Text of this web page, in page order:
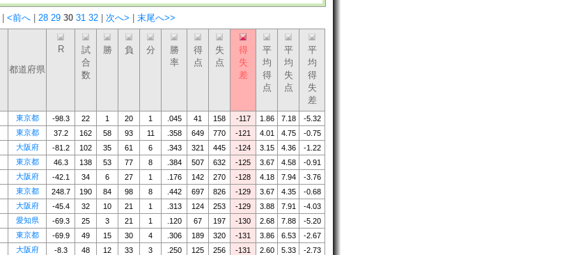
<前へ 28 29 30 31 32 次へ> 末尾へ>>
都道府県
R
試
合
数
勝 負 分
勝
率
得
点
失
点
得
失
差
平
均
得
点
平
均
失
点
平
均
得
失
差
東京都 -98.3 22 1 20 1 .045 41 158 -117 1.86 7.18
-5.32
東京都 37.2 162 58 93 11 .358 649 770 -121 4.01 4.75
-0.75
大阪府 -81.2 102 35 61 6 .343 321 445 -124 3.15 4.36
-1.22
東京都 46.3 138 53 77 8 .384 507 632 -125 3.67 4.58
-0.91
大阪府 -42.1 34 6 27 1 .176 142 270 -128 4.18 7.94
-3.76
東京都 248.7 190 84 98 8 .442 697 826 -129 3.67 4.35
-0.68
大阪府 -45.4 32 10 21 1 .313 124 253 -129 3.88 7.91
-4.03
愛知県 -69.3 25 3 21 1 .120 67 197 -130 2.68 7.88
-5.20
東京都 -69.9 49 15 30 4 .306 189 320 -131 3.86 6.53
-2.67
大阪府 -8.3 48 12 33 3 .250 125 256 -131 2.60 5.33
-2.73